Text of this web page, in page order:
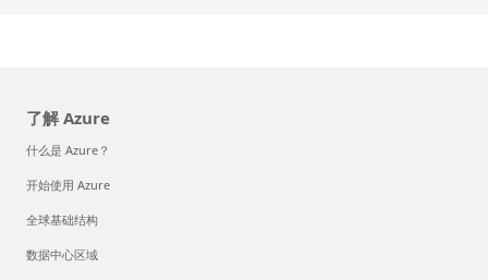
了解 Azure
什么是 Azure？
开始使用 Azure
全球基础结构
数据中心区域